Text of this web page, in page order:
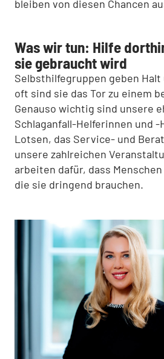
bleiben von diesen Chancen
Was wir tun: Hilfe
sie gebraucht wird
Selbsthilfegruppen geben Halt
oft sind sie das Tor zu einem
Genauso wichtig sind unsere
Schlaganfall-Helferinnen und -
Lotsen, das Service- und
unsere zahlreichen
arbeiten dafür, dass
die sie dringend brauchen.